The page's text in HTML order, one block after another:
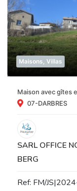
Maisons, Villas
Maison avec gîtes
07-DARBRES
SARL OFFICE
BERG
Ref: FM/